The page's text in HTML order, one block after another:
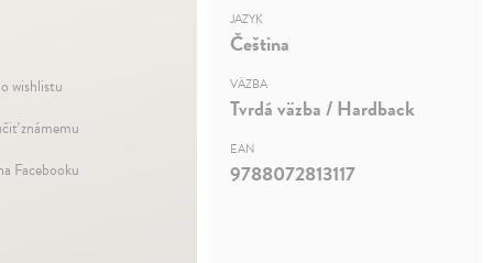
wishlistu
známemu
Facebooku
JAZYK
Čeština
VÄZBA
Tvrdá väzba / Hardback
EAN
9788072813117